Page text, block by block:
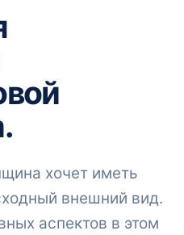
хочет иметь
внешний вид.
аспектов в этом